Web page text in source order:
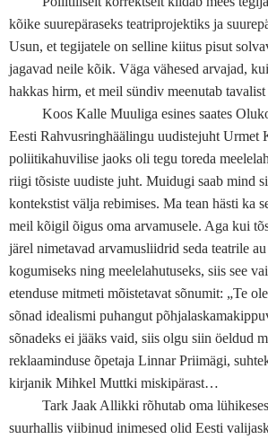
kõike suurepäraseks teatriprojektiks ja
Usun, et tegijatele on selline kiitus pisut
jagavad neile kõik. Väga vähesed arvajad,
hakkas hirm, et meil sündiv meenutab tavalist
Koos Kalle Muuliga esines saates
Eesti Rahvusringhäälingu uudistejuht Urmet
poliitikahuvilise jaoks oli tegu toreda
riigi tõsiste uudiste juht. Muidugi saab mind
kontekstist välja rebimises. Ma tean hästi ka
meil kõigil õigus oma arvamusele. Aga kui
järel nimetavad arvamusliidrid seda teatrile
kogumiseks ning meelelahutuseks, siis see
etenduse mitmeti mõistetavat sõnumit: „Te
sõnad idealismi puhangut
sõnadeks ei jääks vaid, siis olgu siin öeldud
reklaaminduse õpetaja Linnar Priimägi,
kirjanik Mihkel Muttki miskipärast…
Tark Jaak Allikki rõhutab oma
suurhallis viibinud inimesed olid Eesti